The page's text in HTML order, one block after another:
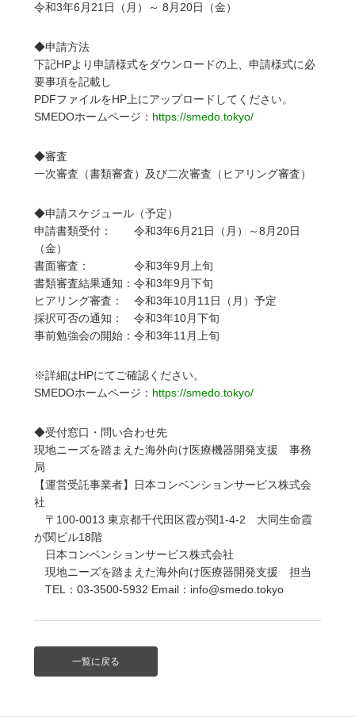
令和3年6月21日（月）～ 8月20日（金）
◆申請方法
下記HPより申請様式をダウンロードの上、申請様式に必
要事項を記載し
PDFファイルをHP上にアップロードしてください。
SMEDOホームページ： https://smedo.tokyo/
◆審査
一次審査（書類審査）及び二次審査（ヒアリング審査）
◆申請スケジュール（予定）
申請書類受付： 令和3年6月21日（月）～8月20日
（金）
書面審査： 令和3年9月上旬
書類審査結果通知：令和3年9月下旬
ヒアリング審査： 令和3年10月11日（月）予定
採択可否の通知： 令和3年10月下旬
事前勉強会の開始：令和3年11月上旬
※詳細はHPにてご確認ください。
SMEDOホームページ： https://smedo.tokyo/
◆受付窓口・問い合わせ先
現地ニーズを踏まえた海外向け医療機器開発支援 事務
局
【運営受託事業者】日本コンベンションサービス株式会
社
〒100-0013 東京都千代田区霞が関1-4-2 大同生命霞
が関ビル18階
日本コンベンションサービス株式会社
現地ニーズを踏まえた海外向け医療器開発支援 担当
TEL：03-3500-5932 Email：info@smedo.tokyo
一覧に戻る